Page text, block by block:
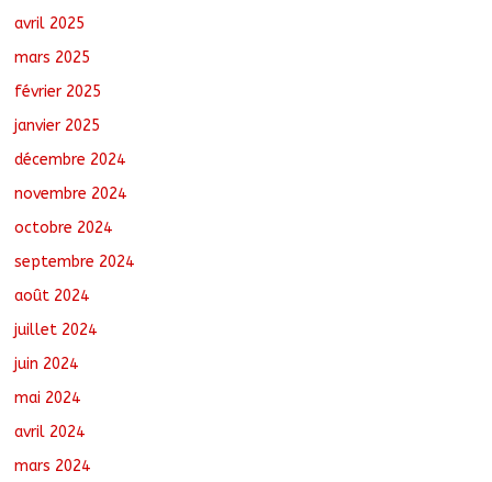
avril 2025
mars 2025
février 2025
janvier 2025
décembre 2024
novembre 2024
octobre 2024
septembre 2024
août 2024
juillet 2024
juin 2024
mai 2024
avril 2024
mars 2024